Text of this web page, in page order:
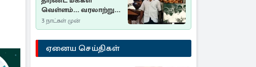
வெள்ளம்... வரலாற்றுச்
சிறப்புமிக்க சுதுமலைப்
பிரகடனம்…
3 நாட்கள் முன்
ஏனைய செய்திகள்